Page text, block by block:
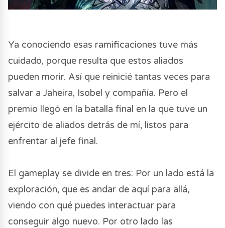
Ya conociendo esas ramificaciones tuve más
cuidado, porque resulta que estos aliados
pueden morir. Así que reinicié tantas veces para
salvar a Jaheira, Isobel y compañía. Pero el
premio llegó en la batalla final en la que tuve un
ejército de aliados detrás de mí, listos para
enfrentar al jefe final.
El gameplay se divide en tres: Por un lado está la
exploración, que es andar de aquí para allá,
viendo con qué puedes interactuar para
conseguir algo nuevo. Por otro lado las